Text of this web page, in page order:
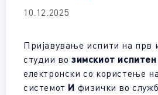
10.12.2025
Пријавување испити на прв
студии во зимскиот
електронски со користење
системот И физички во